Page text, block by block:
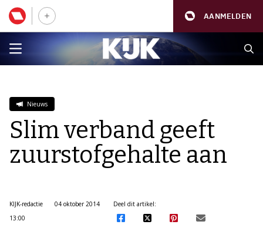
AANMELDEN
Nieuws
Slim verband geeft
zuurstofgehalte aan
KIJK-redactie
04 oktober 2014
13:00
Deel dit artikel: